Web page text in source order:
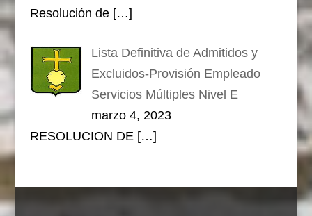
Resolución de […]
Lista Definitiva de Admitidos y
Excluidos-Provisión Empleado
Servicios Múltiples Nivel E
marzo 4, 2023
RESOLUCION DE […]